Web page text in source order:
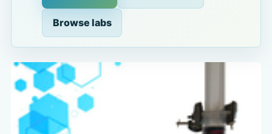
Browse labs